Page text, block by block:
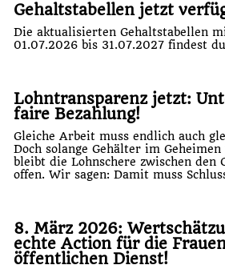
Gehaltstabellen jetzt
Die aktualisierten Gehaltstabellen
01.07.2026 bis 31.07.2027 findest du
Lohntransparenz jetzt:
faire Bezahlung!
Gleiche Arbeit muss endlich auch
Doch solange Gehälter im
bleibt die Lohnschere zwischen den
offen. Wir sagen: Damit muss
8. März 2026:
echte Action für die
öffentlichen Dienst!